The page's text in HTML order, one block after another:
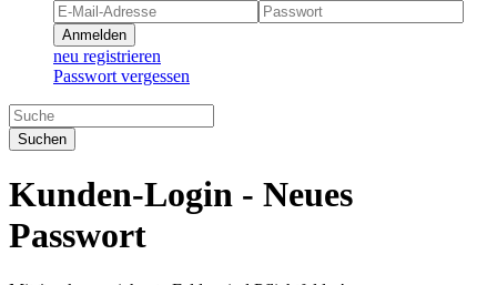
Anmelden
neu registrieren
Passwort vergessen
Suchen
Kunden-Login - Neues
Passwort